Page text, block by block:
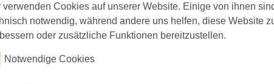
verwenden Cookies auf unserer Website. Einige von ihnen
notwendig, während andere uns helfen, diese Website
oder zusätzliche Funktionen bereitzustellen.
Notwendige Cookies